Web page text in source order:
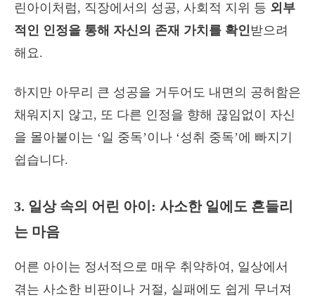
린아이처럼, 직장에서의 성공, 사회적 지위 등 외부
적인 인정을 통해 자신의 존재 가치를 확인 받으려
해요.
하지만 아무리 큰 성공을 거두어도 내면의 공허함은
채워지지 않고, 또 다른 인정을 향해 끊임없이 자신
을 몰아붙이는 ‘일 중독’이나 ‘성취 중독’에 빠지기
쉽습니다.
3. 일상 속의 어린 아이: 사소한 일에도 흔들리
는 마음
어른 아이는 정서적으로 매우 취약하여, 일상에서
겪는 사소한 비판이나 거절, 실패에도 쉽게 무너져